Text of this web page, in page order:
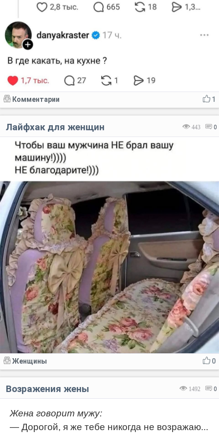
1
Комментарии
443 0
Лайфхак для женщин
0
Женщины
1492 0
Возражения жены
Жена говорит мужу:
— Дорогой, я же тебе никогда не возражаю...